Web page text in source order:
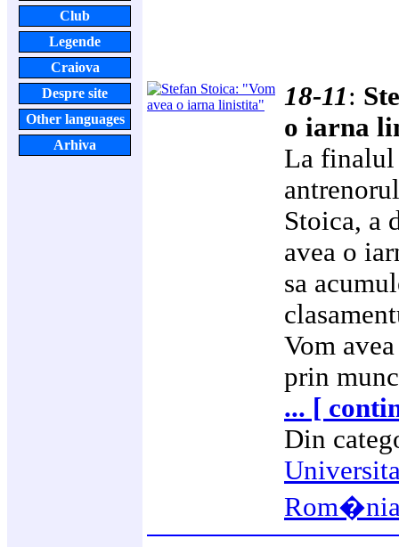
Club
Legende
Craiova
Despre site
Other languages
Arhiva
18-11:
o iarna
La
Stoica, a
avea o
sa
Vom
prin
... [
Din